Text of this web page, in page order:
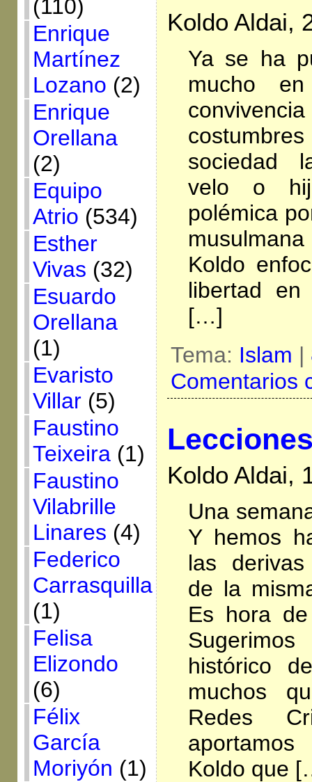
(110)
Enrique
Martínez
Lozano (2)
Enrique
Orellana
(2)
Equipo
Atrio (534)
Esther
Vivas (32)
Esuardo
Orellana
(1)
Evaristo
Villar(5)
Faustino
Teixeira(1)
Faustino
Vilabrille
Linares (4)
Federico
Carrasquilla
(1)
Felisa
Elizondo
(6)
Félix
García
Moriyón (1)
Koldo Aldai,
Ya se ha
mucho
costumbres
sociedad
velo o
polémica
Koldo
libertad en
[…]
Tema: Islam |
Comentarios
Koldo Aldai,
Una
Y hemos
las
de la
Es hora
histórico
muchos
Redes
Koldo que